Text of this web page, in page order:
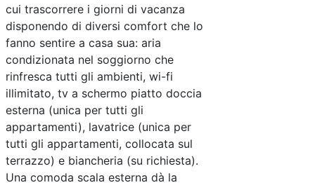
cui trascorrere i giorni di vacanza
disponendo di diversi comfort che lo
fanno sentire a casa sua: aria
condizionata nel soggiorno che
rinfresca tutti gli ambienti, wi-fi
illimitato, tv a schermo piatto doccia
esterna (unica per tutti gli
appartamenti), lavatrice (unica per
tutti gli appartamenti, collocata sul
terrazzo) e biancheria (su richiesta).
Una comoda scala esterna dà la